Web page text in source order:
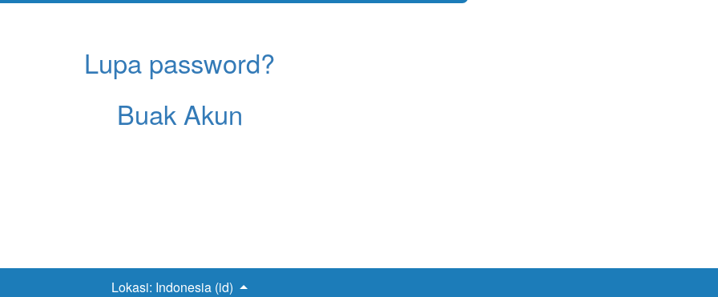
Lupa password?
Buak Akun
Lokasi: Indonesia (id)